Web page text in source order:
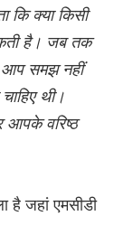
कि क्या किसी
है। जब तक
समझ नहीं
थी।
आपके वरिष्ठ
है जहां एमसीडी